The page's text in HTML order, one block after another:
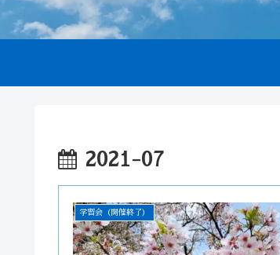
2021-07
学習会（開催終了）